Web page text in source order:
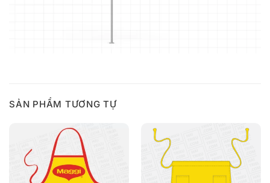
SẢN PHẨM TƯƠNG TỰ